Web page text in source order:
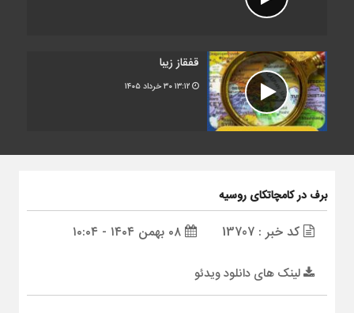
قفقاز زیبا
۳۰ خرداد ۱۴۰۵
برف در کامچاتکای روسیه
کد خبر : 13707
لینک های دانلود ویدئو